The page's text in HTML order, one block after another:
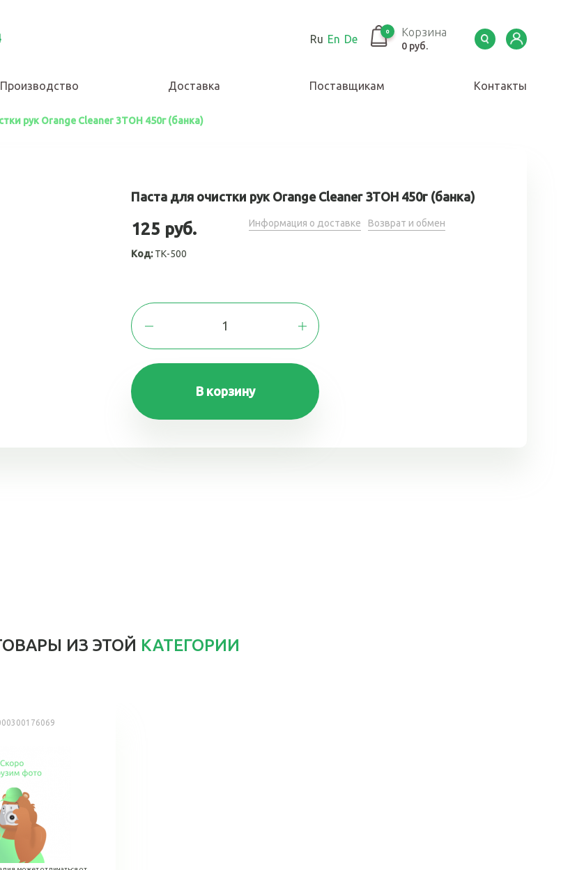
Ru En De
0 Корзина
0 руб.
Производство Доставка Поставщикам Контакты
рук Orange Cleaner 3ТОН 450г (банка)
Паста для очистки рук Orange Cleaner 3ТОН 450г (банка)
125 руб.
Код:ТК-500
Информация о доставке Возврат и обмен
В корзину
ИЗ ЭТОЙ КАТЕГОРИИ